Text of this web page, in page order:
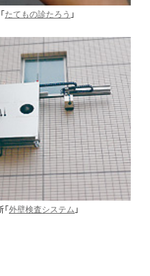
たてもの診たろう 」
外壁検査システム 」